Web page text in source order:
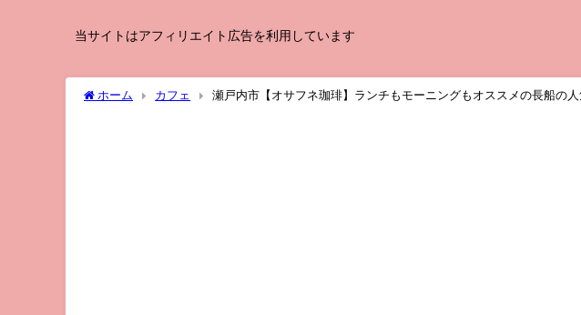
当サイトはアフィリエイト広告を利用しています
ホーム カフェ 瀬戸内市【オサフネ珈琲】ランチもモーニングもオススメの長船の